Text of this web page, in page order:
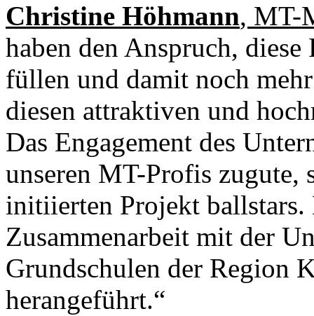
Christine Höhmann, MT-
haben den Anspruch,
füllen und damit noch
diesen attraktiven und
Das Engagement des
unseren MT-Profis zugute,
initiierten Projekt ballstars.
Zusammenarbeit mit der
Grundschulen der Region
herangeführt.“